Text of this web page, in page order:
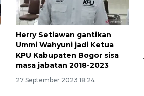
Herry Setiawan gantikan
Ummi Wahyuni jadi Ketua
KPU Kabupaten Bogor sisa
masa jabatan 2018-2023
27 September 2023 18:24